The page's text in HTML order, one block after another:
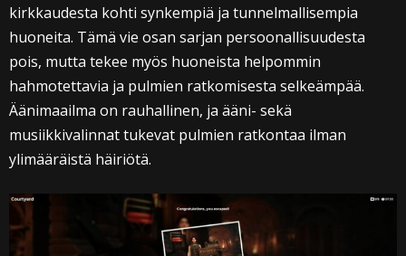
kirkkaudesta kohti synkempiä ja tunnelmallisempia
huoneita. Tämä vie osan sarjan persoonallisuudesta
pois, mutta tekee myös huoneista helpommin
hahmotettavia ja pulmien ratkomisesta selkeämpää.
Äänimaailma on rauhallinen, ja ääni- sekä
musiikkivalinnat tukevat pulmien ratkontaa ilman
ylimääräistä häiriötä.